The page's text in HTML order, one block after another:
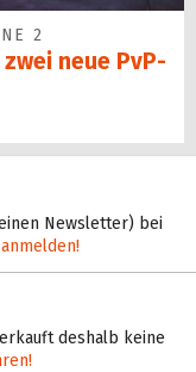
2
neue PvP-
Newsletter) bei
deshalb keine